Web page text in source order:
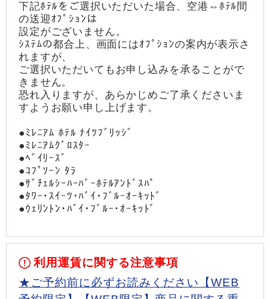
下記ﾎﾃﾙをご選択いただいた場合、空港⇔ﾎﾃﾙ間
の送迎ｵﾌﾟｼｮﾝは
設定がございません。
ｼｽﾃﾑの都合上、画面にはｵﾌﾟｼｮﾝの案内が表示さ
れますが、
ご選択いただいてもお申し込みを承ることがで
きません。
恐れ入りますが、あらかじめご了承くださいま
すようお願い申し上げます。
●ﾐﾚﾆｱﾑ ﾎﾃﾙ ﾅｲﾂﾌﾞﾘｯｼﾞ
●ﾐﾚﾆｱﾑｸﾞﾛｽﾀｰ
●ﾍﾞｲﾘｰｽﾞ
●ｺﾌﾟｿｰﾝ ﾀﾗ
●ｻﾞﾁｪﾙｼｰﾊｰﾊﾞｰﾎﾃﾙｱﾝﾄﾞｽﾊﾟ
●ﾀﾜｰ･ｽｲｰﾂ･ﾊﾞｲ･ﾌﾞﾙｰｵｰｷｯﾄﾞ
●ｳｪﾘﾝﾄﾝ･ﾊﾞｲ･ﾌﾞﾙｰ･ｵｰｷｯﾄﾞ
利用運賃に関する注意事項
★ご予約前に必ずお読みください【WEB